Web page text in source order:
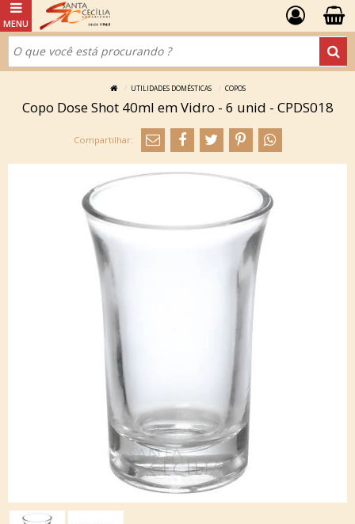
UTILIDADES DOMÉSTICAS COPOS
Copo Dose Shot 40ml em Vidro - 6 unid - CPDS018